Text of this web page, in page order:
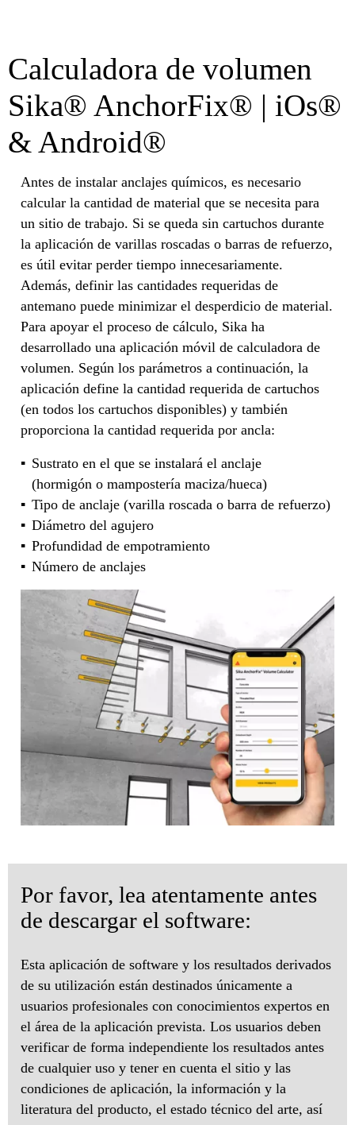
Calculadora de volumen
Sika® AnchorFix® | iOs®
& Android®
Antes de instalar anclajes químicos, es necesario
calcular la cantidad de material que se necesita para
un sitio de trabajo. Si se queda sin cartuchos durante
la aplicación de varillas roscadas o barras de refuerzo,
es útil evitar perder tiempo innecesariamente.
Además, definir las cantidades requeridas de
antemano puede minimizar el desperdicio de material.
Para apoyar el proceso de cálculo, Sika ha
desarrollado una aplicación móvil de calculadora de
volumen. Según los parámetros a continuación, la
aplicación define la cantidad requerida de cartuchos
(en todos los cartuchos disponibles) y también
proporciona la cantidad requerida por ancla:
Sustrato en el que se instalará el anclaje
(hormigón o mampostería maciza/hueca)
Tipo de anclaje (varilla roscada o barra de refuerzo)
Diámetro del agujero
Profundidad de empotramiento
Número de anclajes
Por favor, lea atentamente antes
de descargar el software:
Esta aplicación de software y los resultados derivados
de su utilización están destinados únicamente a
usuarios profesionales con conocimientos expertos en
el área de la aplicación prevista. Los usuarios deben
verificar de forma independiente los resultados antes
de cualquier uso y tener en cuenta el sitio y las
condiciones de aplicación, la información y la
literatura del producto, el estado técnico del arte, así